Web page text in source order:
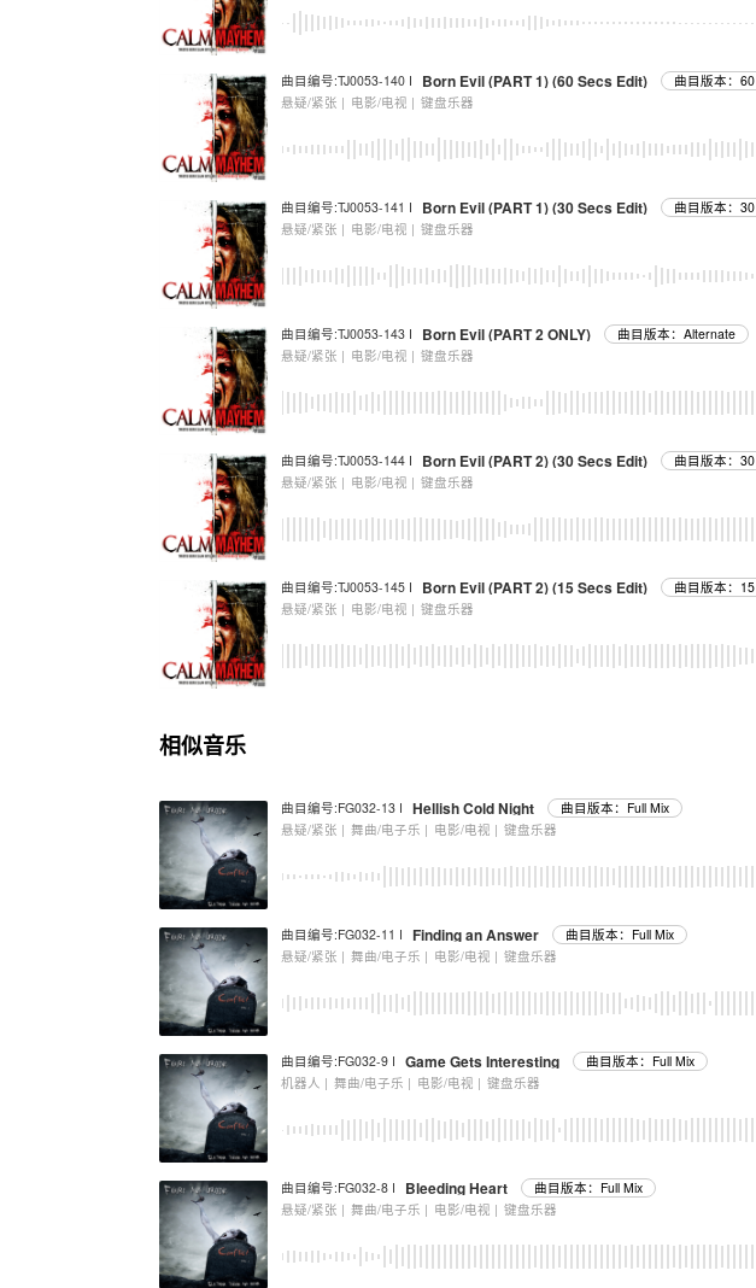
曲目编号:TJ0053-140 I Born Evil (PART 1) (60 Secs Edit)
曲目版本：60
悬疑/紧张 | 电影/电视 | 键盘乐器
曲目编号:TJ0053-141 I Born Evil (PART 1) (30 Secs Edit)
曲目版本：30
悬疑/紧张 | 电影/电视 | 键盘乐器
曲目编号:TJ0053-143 I Born Evil (PART 2 ONLY)
曲目版本：Alternate
悬疑/紧张 | 电影/电视 | 键盘乐器
曲目编号:TJ0053-144 I Born Evil (PART 2) (30 Secs Edit)
曲目版本：30
悬疑/紧张 | 电影/电视 | 键盘乐器
曲目编号:TJ0053-145 I Born Evil (PART 2) (15 Secs Edit)
曲目版本：15
悬疑/紧张 | 电影/电视 | 键盘乐器
相似音乐
曲目编号:FG032-13 I Hellish Cold Night
曲目版本：Full Mix
悬疑/紧张 | 舞曲/电子乐 | 电影/电视 | 键盘乐器
曲目编号:FG032-11 I Finding an Answer
曲目版本：Full Mix
悬疑/紧张 | 舞曲/电子乐 | 电影/电视 | 键盘乐器
曲目编号:FG032-9 I Game Gets Interesting
曲目版本：Full Mix
机器人 | 舞曲/电子乐 | 电影/电视 | 键盘乐器
曲目编号:FG032-8 I Bleeding Heart
曲目版本：Full Mix
悬疑/紧张 | 舞曲/电子乐 | 电影/电视 | 键盘乐器